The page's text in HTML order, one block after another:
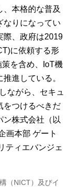
、本格的な普及
なりになってい
際、政府は2019
に依頼する形
策を含め、IoT機
進している。
ながら、セキュ
をつけるべきだ
ン株式会社（以
画本部 ゲート
ティエバンジェ
（NICT）及びイ